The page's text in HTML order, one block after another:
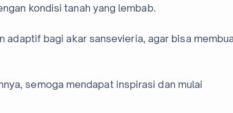
kondisi tanah yang lembab.
adaptif bagi akar sansevieria, agar bisa
semoga mendapat inspirasi dan mulai